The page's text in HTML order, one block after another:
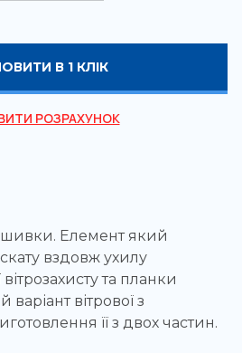
В 1 КЛІК
РОЗРАХУНОК
Елемент який
вздовж ухилу
та планки
вітрової з
її з двох частин.